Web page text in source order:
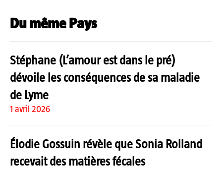
Du même Pays
Stéphane (L’amour est dans le pré)
dévoile les conséquences de sa maladie
de Lyme
1 avril 2026
Élodie Gossuin révèle que Sonia Rolland
recevait des matières fécales